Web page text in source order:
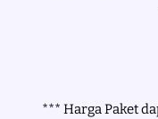
*** Harga Paket